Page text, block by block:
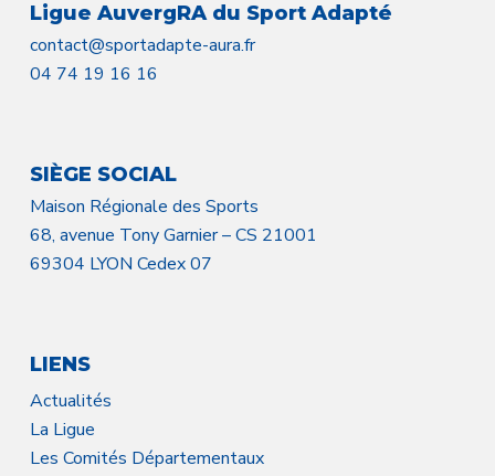
Ligue AuvergRA du Sport Adapté
contact@sportadapte-aura.fr
04 74 19 16 16
SIÈGE SOCIAL
Maison Régionale des Sports
68, avenue Tony Garnier – CS 21001
69304 LYON Cedex 07
LIENS
Actualités
La Ligue
Les Comités Départementaux